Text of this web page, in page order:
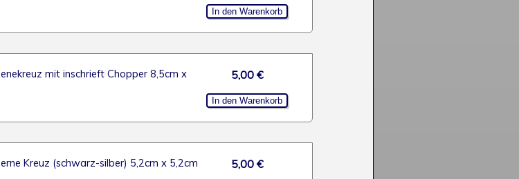
mit inschrieft Chopper 8,5cm x
5,00 €
Kreuz (schwarz-silber) 5,2cm x 5,2cm 5,00 €